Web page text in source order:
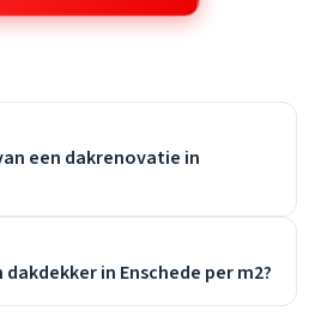
een dakrenovatie in
in Enschede per m2?